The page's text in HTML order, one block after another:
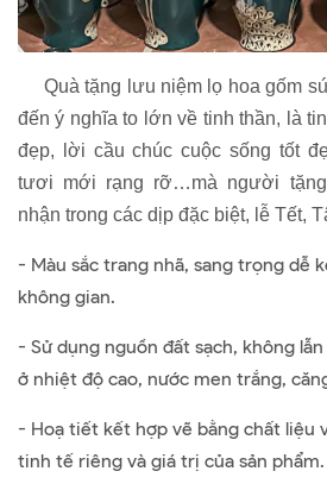
Quà tặng lưu niệm lọ hoa gốm
đến ý nghĩa to lớn về tinh thần, là
đẹp, lời cầu chúc cuộc sống tốt
tươi mới rạng rỡ…mà người
nhận trong các dịp đặc biệt, lễ Tết,
- Màu sắc trang nhã, sang trọng dễ
không gian.
- Sử dụng nguồn đất sạch, không
ở nhiệt độ cao, nước men trắng,
- Hoạ tiết kết hợp vẽ bằng chất liệu
tinh tế riêng và giá trị của sản phẩm.